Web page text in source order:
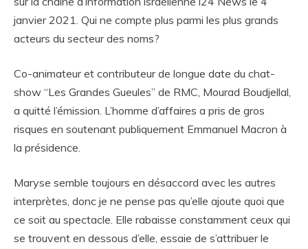
janvier 2021. Qui ne compte plus parmi les plus grands
acteurs du secteur des noms?
Co-animateur et contributeur de longue date du chat-
show “Les Grandes Gueules” de RMC, Mourad Boudjellal,
a quitté l’émission. L’homme d’affaires a pris de gros
risques en soutenant publiquement Emmanuel Macron à
la présidence.
Maryse semble toujours en désaccord avec les autres
interprètes, donc je ne pense pas qu’elle ajoute quoi que
ce soit au spectacle. Elle rabaisse constamment ceux qui
se trouvent en dessous d’elle, essaie de s’attribuer le